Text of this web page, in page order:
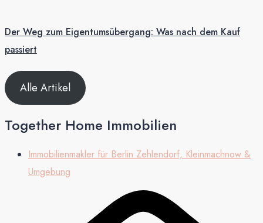
Der Weg zum Eigentumsübergang: Was nach dem Kauf
passiert
Alle Artikel
Together Home Immobilien
Immobilienmakler für Berlin Zehlendorf, Kleinmachnow &
Umgebung